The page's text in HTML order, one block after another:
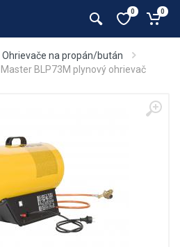
0 0
Ohrievače na propán/bután
Master BLP73M plynový ohrievač